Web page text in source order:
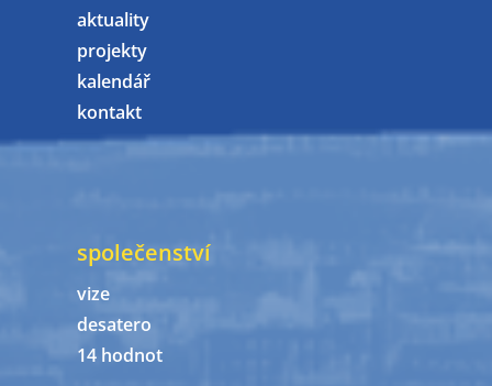
aktuality
projekty
kalendář
kontakt
společenství
vize
desatero
14 hodnot